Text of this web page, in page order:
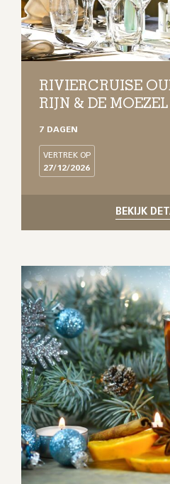
RIVIERCRUISE
RIJN & DE MOEZEL
7 DAGEN
VERTREK OP
27/12/2026
BEKIJK